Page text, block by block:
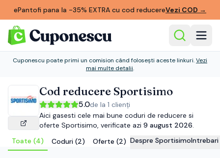
ePantofi pana la -35% EXTRA cu cod reducereVezi COD →
Cuponescu poate primi un comision când folosești aceste linkuri.Vezi
mai multe detalii.
Cod reducere Sportisimo
5.0de la 1 clienți
Aici gasesti cele mai bune coduri de reducere si
oferte Sportisimo, verificate azi 9 august 2026.
Toate (4) Coduri (2) Oferte (2) Despre Sportisimo